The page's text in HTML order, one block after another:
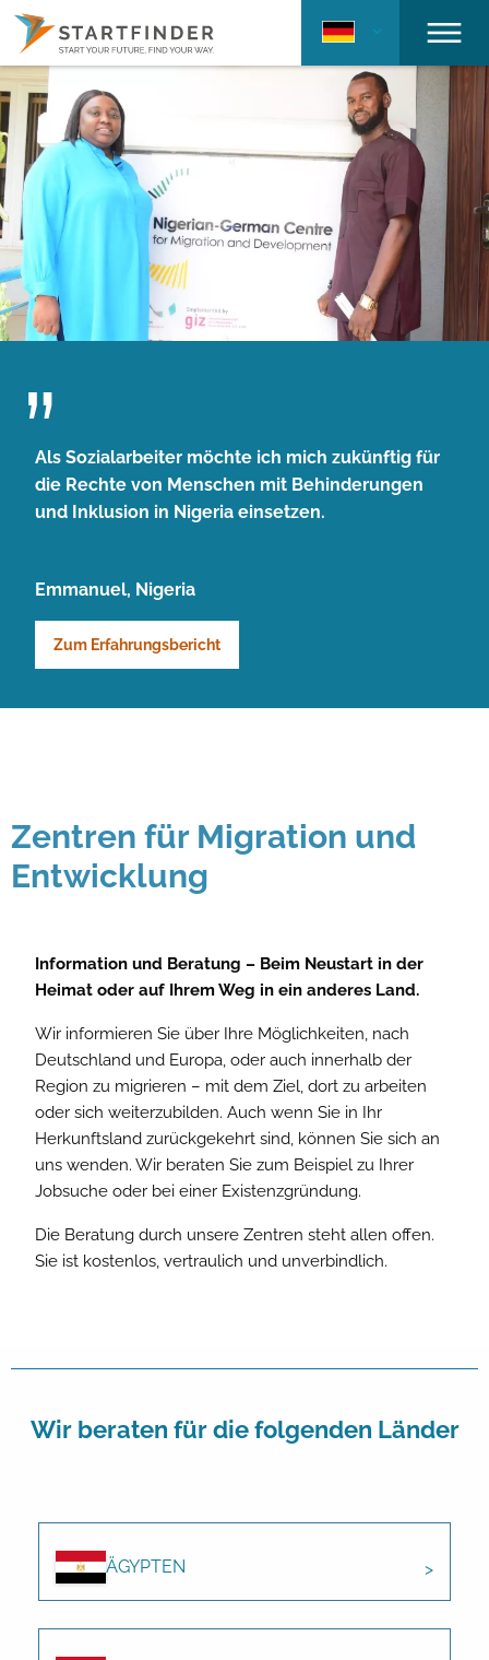
Als Sozialarbeiter möchte ich mich zukünftig für
die Rechte von Menschen mit Behinderungen
und Inklusion in Nigeria einsetzen.
Emmanuel, Nigeria
Zum Erfahrungsbericht
Zentren für Migration und
Entwicklung
Information und Beratung – Beim Neustart in der
Heimat oder auf Ihrem Weg in ein anderes Land.
Wir informieren Sie über Ihre Möglichkeiten, nach
Deutschland und Europa, oder auch innerhalb der
Region zu migrieren – mit dem Ziel, dort zu arbeiten
oder sich weiterzubilden. Auch wenn Sie in Ihr
Herkunftsland zurückgekehrt sind, können Sie sich an
uns wenden. Wir beraten Sie zum Beispiel zu Ihrer
Jobsuche oder bei einer Existenzgründung.
Die Beratung durch unsere Zentren steht allen offen.
Sie ist kostenlos, vertraulich und unverbindlich.
Wir beraten für die folgenden Länder
ÄGYPTEN